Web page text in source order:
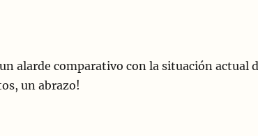
alarde comparativo con la situación actual
un abrazo!